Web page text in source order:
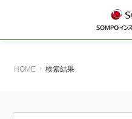
HOME 検索結果